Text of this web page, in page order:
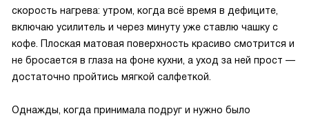
скорость нагрева: утром, когда всё время в дефиците,
включаю усилитель и через минуту уже ставлю чашку с
кофе. Плоская матовая поверхность красиво смотрится и
не бросается в глаза на фоне кухни, а уход за ней прост —
достаточно пройтись мягкой салфеткой.
Однажды, когда принимала подруг и нужно было